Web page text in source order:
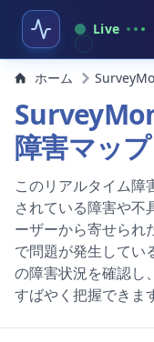
Live
ホーム
障害マップ
このリアルタイム
されている障害や不
ーザーから寄せられ
で問題が発生してい
の障害状況を確認し
すばやく把握できま